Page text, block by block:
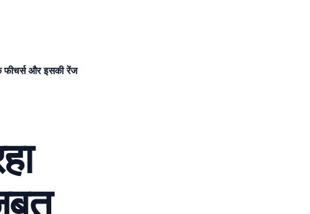
और इसकी रेंज